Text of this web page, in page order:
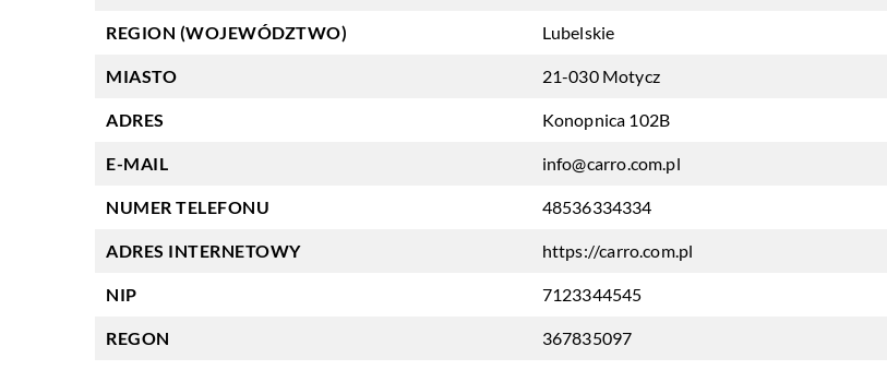
REGION (WOJEWÓDZTWO) Lubelskie
MIASTO 21-030 Motycz
ADRES Konopnica 102B
E-MAIL info@carro.com.pl
NUMER TELEFONU 48536334334
ADRES INTERNETOWY https://carro.com.pl
NIP 7123344545
REGON 367835097